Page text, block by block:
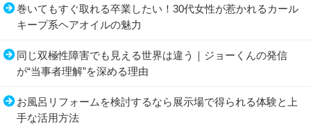
巻いてもすぐ取れる卒業したい！30代女性が惹かれるカール
キープ系ヘアオイルの魅力
同じ双極性障害でも見える世界は違う｜ジョーくんの発信
が“当事者理解”を深める理由
お風呂リフォームを検討するなら展示場で得られる体験と上
手な活用方法